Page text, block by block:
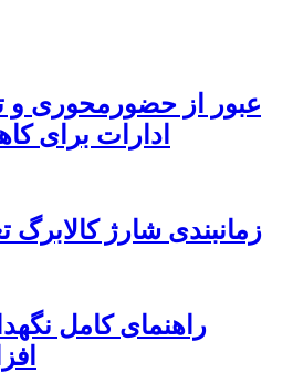
عبور از حضورمحوری و
ادارات برای
زمانبندی شارژ کالابرگ
راهنمای کامل